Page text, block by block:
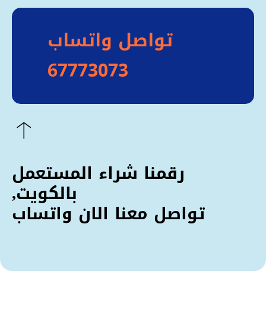
تواصل واتساب
67773073
رقمنا شراء المستعمل
بالكويت,
تواصل معنا الان واتساب